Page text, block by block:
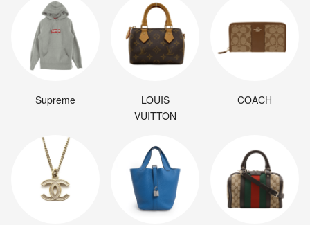
Supreme
LOUIS
VUITTON
COACH